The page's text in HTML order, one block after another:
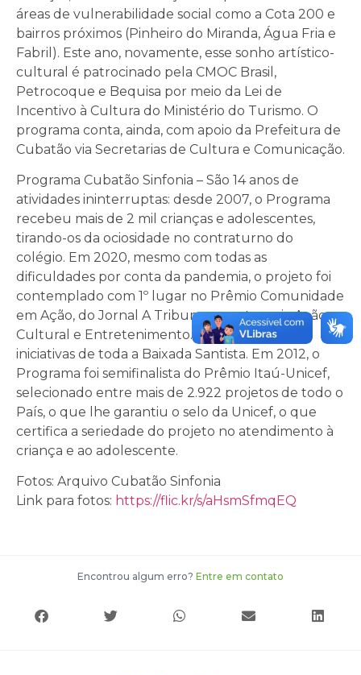
áreas de vulnerabilidade social como a Cota 200 e
bairros próximos (Pinheiro do Miranda, Água Fria e
Fabril). Este ano, novamente, esse sonho artístico-
cultural é patrocinado pela CMOC Brasil,
Petrocoque e Bequisa por meio da Lei de
Incentivo à Cultura do Ministério do Turismo. O
programa conta, ainda, com apoio da Prefeitura de
Cubatão via Secretarias de Cultura e Comunicação.
Programa Cubatão Sinfonia – São 14 anos de
atividades ininterruptas: desde 2007, o Programa
recebeu mais de 2 mil crianças e adolescentes,
tirando-os da ociosidade no contraturno do
colégio. Em 2020, mesmo com todas as
dificuldades por conta da pandemia, o projeto foi
contemplado com 1º lugar no Prêmio Comunidade
em Ação, do Jornal A Tribuna, na categoria Ação
Cultural e Entretenimento. O Prêmio reuniu
iniciativas de toda a Baixada Santista. Em 2012, o
Programa foi semifinalista do Prêmio Itaú-Unicef,
selecionado entre mais de 2.922 projetos de todo o
País, o que lhe garantiu o selo da Unicef, o que
certifica a seriedade do projeto no atendimento à
criança e ao adolescente.
Fotos: Arquivo Cubatão Sinfonia
Link para fotos: https://flic.kr/s/aHsmSfmqEQ
Encontrou algum erro? Entre em contato